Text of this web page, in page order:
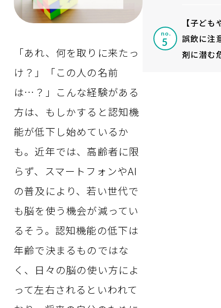
「あれ、何を取りに来たっ
け？」「この人の名前
は…？」こんな経験がある
方は、もしかすると認知機
能が低下し始めているか
も。近年では、高齢者に限
らず、スマートフォンやAI
の普及により、若い世代で
も脳を使う機会が減ってい
るそう。認知機能の低下は
年齢で決まるものではな
く、日々の脳の使い方によ
って左右されるといわれて
no.
【子ど
誤飲に注
剤に潜む